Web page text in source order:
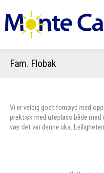
Fam. Flobak
Vi er veldig godt fornøyd med
praktisk med uteplass både med
vær det var denne uka.